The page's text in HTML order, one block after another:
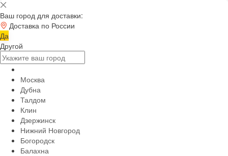
Ваш город для доставки:
Доставка по России
Да
Другой
Москва
Дубна
Талдом
Клин
Дзержинск
Нижний Новгород
Богородск
Балахна